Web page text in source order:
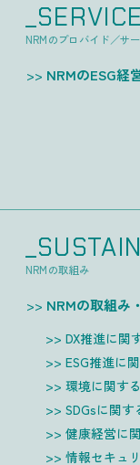
NRMのプロバイド／サ
NRMのESG経
NRMの取組み
NRMの取組み
DX推進に関
ESG推進に
環境に関す
SDGsに関す
健康経営に
情報セキュ